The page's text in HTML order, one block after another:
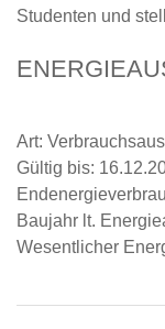
Studenten und
Art:
Gültig bis:
Baujahr lt.
Wesentlicher